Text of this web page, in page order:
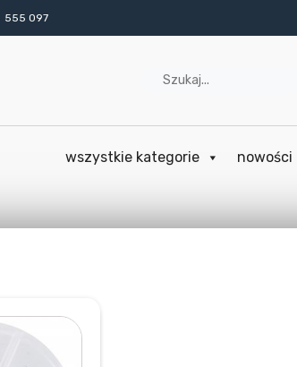
555 097
wszystkie kategorie nowości